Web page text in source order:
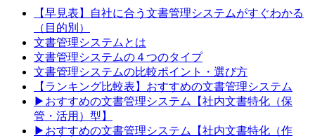
【早見表】自社に合う文書管理システムがすぐわかる
（目的別）
文書管理システムとは
文書管理システムの４つのタイプ
文書管理システムの比較ポイント・選び方
【ランキング比較表】おすすめの文書管理システム
▶おすすめの文書管理システム【社内文書特化（保
管・活用）型】
▶おすすめの文書管理システム【社内文書特化（作